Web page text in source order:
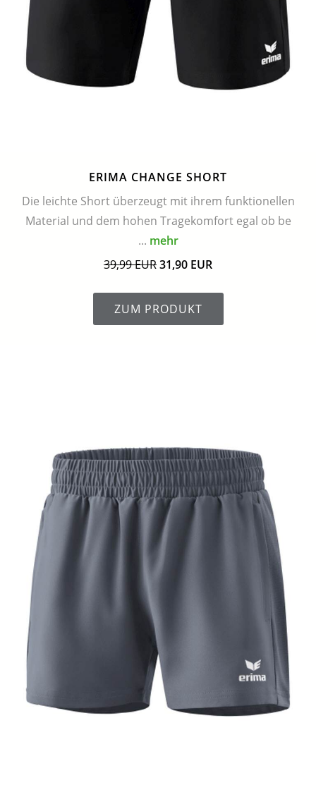
ERIMA CHANGE SHORT
Die leichte Short überzeugt mit ihrem funktionellen
Material und dem hohen Tragekomfort egal ob be
... mehr
39,99 EUR31,90 EUR
ZUM PRODUKT